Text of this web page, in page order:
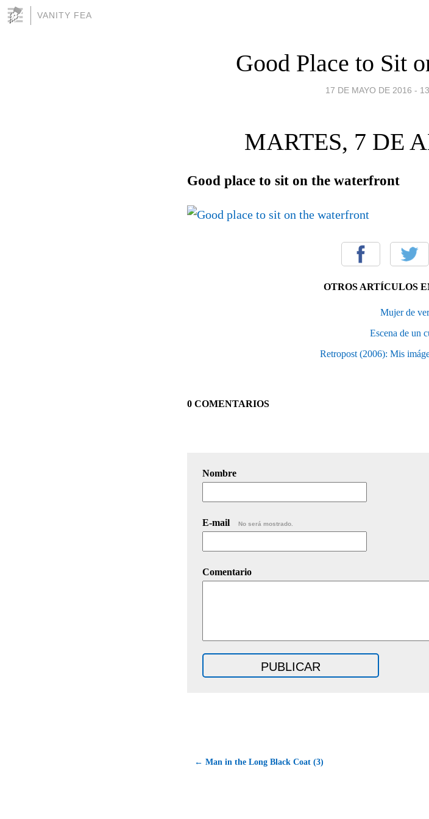
VANITY FEA
Good Place to Sit
17 DE MAYO DE 2016 -
MARTES, 7 DE
Good place to sit on the waterfront
OTROS ARTÍCULOS
Mujer de
Escena de un
Retropost (2006): Mis
0 COMENTARIOS
Nombre
E-mail No será mostrado.
Comentario
← Man in the Long Black Coat (3)